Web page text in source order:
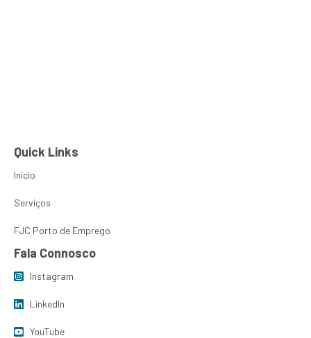
Quick Links
Início
Serviços
FJC Porto de Emprego
Fala Connosco
Instagram
LinkedIn
YouTube